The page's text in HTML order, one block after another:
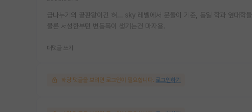
급나누기의 끝판왕이긴 혀... sky 레벨에서 문돌이 기준, 동일 학과 옆대학
물론 서성한부턴 변동폭이 생기는건 마자용.
대댓글 쓰기
해당 댓글을 보려면 로그인이 필요합니다. 로그인하기